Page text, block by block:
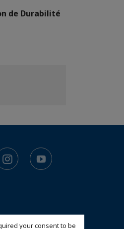
your consent to be
de Durabilité